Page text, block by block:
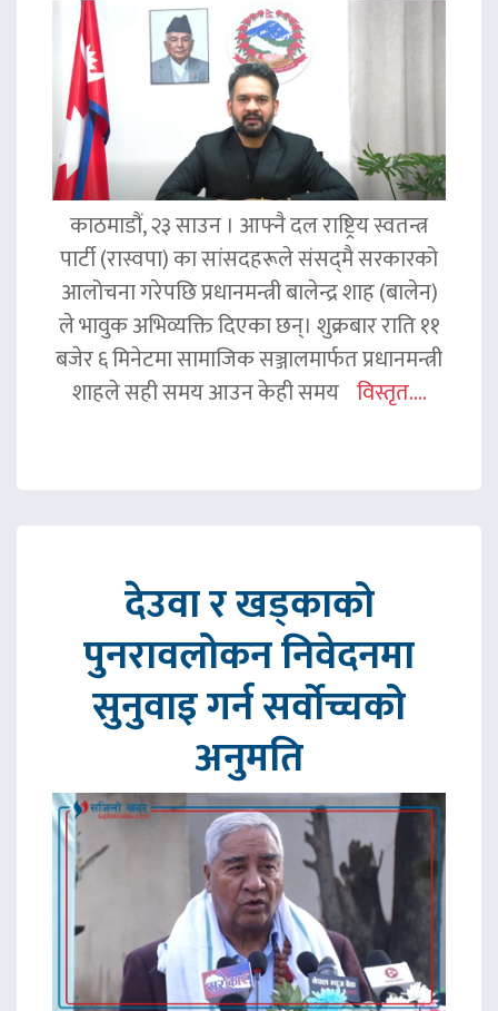
काठमाडौं, २३ साउन । आफ्नै दल राष्ट्रिय स्वतन्त्र
पार्टी (रास्वपा) का सांसदहरूले संसद्‌मै सरकारको
आलोचना गरेपछि प्रधानमन्त्री बालेन्द्र शाह (बालेन)
ले भावुक अभिव्यक्ति दिएका छन्। शुक्रबार राति ११
बजेर ६ मिनेटमा सामाजिक सञ्जालमार्फत प्रधानमन्त्री
शाहले सही समय आउन केही समय विस्तृत....
देउवा र खड्काको
पुनरावलोकन निवेदनमा
सुनुवाइ गर्न सर्वोच्चको
अनुमति